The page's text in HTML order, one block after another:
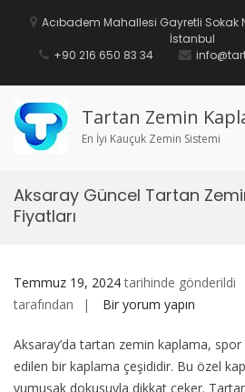
Acıbadem Mahallesi Gayretli Sokak
İstanbul
+90 216 650 83 34
Tartan Zemin
En İyi Kauçuk Zemin Sistemi
Aksaray Güncel Tartan
Fiyatları
Temmuz 19, 2024tarihinde gönderildi
tarafından
Aksaray
Tartan
Zemin
Bir yorum yapın
Aksaray’da tartan zemin kaplama, spor
edilen bir kaplama çeşididir. Bu özel
yumuşak dokusuyla dikkat çeker.